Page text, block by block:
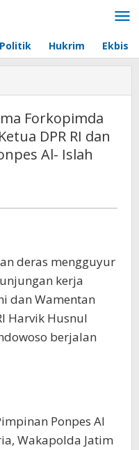
Politik Hukrim Ekbis
Forkopimda
DPR RI dan
Al- Islah
deras mengguyur
kerja
dan Wamentan
Harvik Husnul
berjalan
Ponpes Al
Wakapolda Jatim